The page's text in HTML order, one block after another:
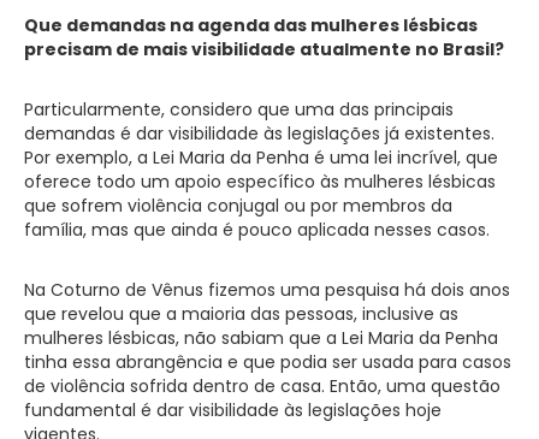
Que demandas na agenda das mulheres lésbicas
precisam de mais visibilidade atualmente no Brasil?
Particularmente, considero que uma das principais
demandas é dar visibilidade às legislações já existentes.
Por exemplo, a Lei Maria da Penha é uma lei incrível, que
oferece todo um apoio específico às mulheres lésbicas
que sofrem violência conjugal ou por membros da
família, mas que ainda é pouco aplicada nesses casos.
Na Coturno de Vênus fizemos uma pesquisa há dois anos
que revelou que a maioria das pessoas, inclusive as
mulheres lésbicas, não sabiam que a Lei Maria da Penha
tinha essa abrangência e que podia ser usada para casos
de violência sofrida dentro de casa. Então, uma questão
fundamental é dar visibilidade às legislações hoje
vigentes.